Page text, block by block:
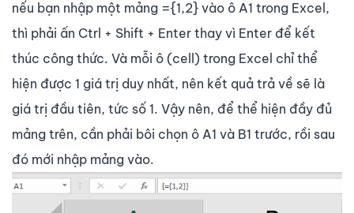
nếu bạn nhập một mảng ={1,2} vào ô A1 trong Excel,
thì phải ấn Ctrl + Shift + Enter thay vì Enter để kết
thúc công thức. Và mỗi ô (cell) trong Excel chỉ thể
hiện được 1 giá trị duy nhất, nên kết quả trả về sẽ là
giá trị đầu tiên, tức số 1. Vậy nên, để thể hiện đầy đủ
mảng trên, cần phải bôi chọn ô A1 và B1 trước, rồi sau
đó mới nhập mảng vào.